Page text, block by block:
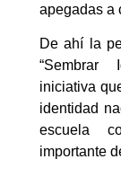
apegadas a
De ahí la
“Sembrar
iniciativa
identidad
escuela
importante